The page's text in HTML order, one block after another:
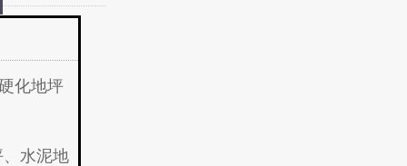
化地坪
、水泥地